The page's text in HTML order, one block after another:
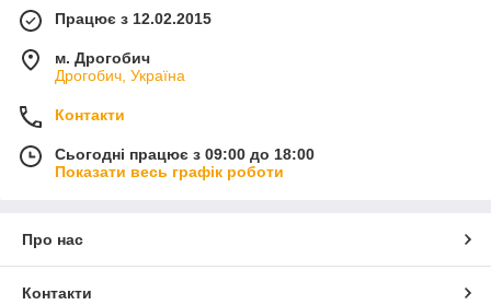
Працює з 12.02.2015
м. Дрогобич
Дрогобич, Україна
Контакти
Сьогодні працює з 09:00 до 18:00
Показати весь графік роботи
Про нас
Контакти